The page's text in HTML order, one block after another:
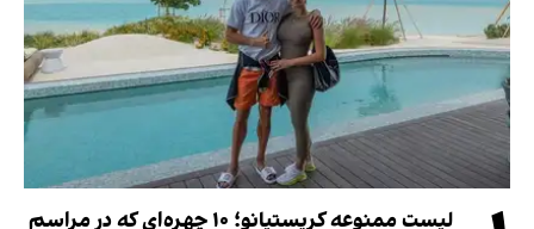
لیست ممنوعه کریستیانو؛ ۱۰ چهره‌ای که در مراسم